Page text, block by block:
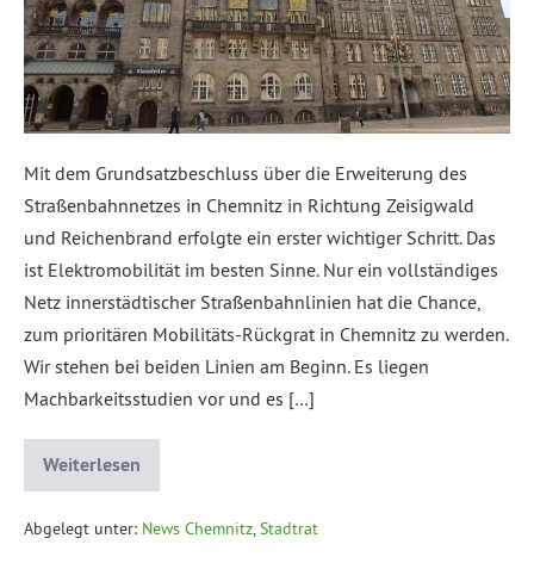
Mit dem Grundsatzbeschluss über die Erweiterung des
Straßenbahnnetzes in Chemnitz in Richtung Zeisigwald
und Reichenbrand erfolgte ein erster wichtiger Schritt. Das
ist Elektromobilität im besten Sinne. Nur ein vollständiges
Netz innerstädtischer Straßenbahnlinien hat die Chance,
zum prioritären Mobilitäts-Rückgrat in Chemnitz zu werden.
Wir stehen bei beiden Linien am Beginn. Es liegen
Machbarkeitsstudien vor und es […]
Weiterlesen
Abgelegt unter: News Chemnitz,Stadtrat